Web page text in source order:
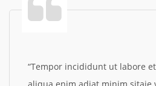
Tempor incididunt ut labore
aliqua enim adiat minim sitaie